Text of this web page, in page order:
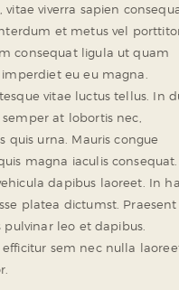
vitae viverra sapien
et metus vel
consequat ligula ut quam
imperdiet eu eu magna.
vitae luctus tellus. In
at lobortis nec,
quis urna. Mauris congue
magna iaculis consequat.
dapibus laoreet. In
platea dictumst. Praesent
pulvinar leo et dapibus.
efficitur sem nec nulla